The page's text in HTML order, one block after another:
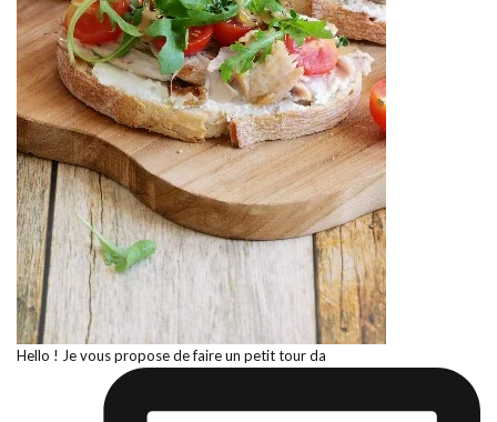
Hello ! Je vous propose de faire un petit tour da